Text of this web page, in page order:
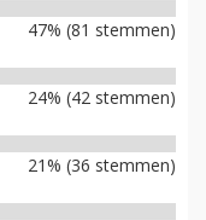
47% (81 stemmen)
24% (42 stemmen)
21% (36 stemmen)